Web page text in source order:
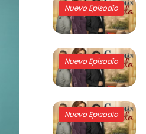
Nuevo Episodio
Nuevo Episodio
Nuevo Episodio